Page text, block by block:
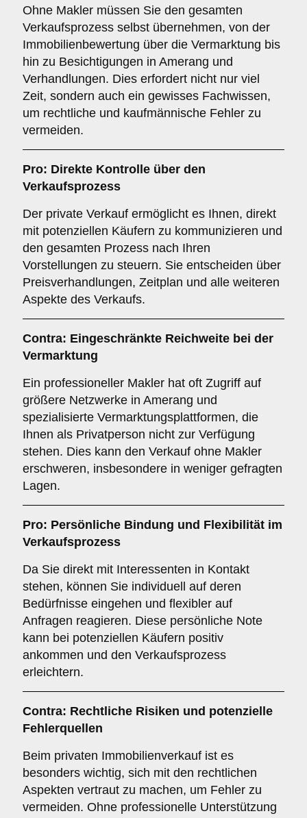
Ohne Makler müssen Sie den gesamten
Verkaufsprozess selbst übernehmen, von der
Immobilienbewertung über die Vermarktung bis
hin zu Besichtigungen in Amerang und
Verhandlungen. Dies erfordert nicht nur viel
Zeit, sondern auch ein gewisses Fachwissen,
um rechtliche und kaufmännische Fehler zu
vermeiden.
Pro: Direkte Kontrolle über den
Verkaufsprozess
Der private Verkauf ermöglicht es Ihnen, direkt
mit potenziellen Käufern zu kommunizieren und
den gesamten Prozess nach Ihren
Vorstellungen zu steuern. Sie entscheiden über
Preisverhandlungen, Zeitplan und alle weiteren
Aspekte des Verkaufs.
Contra: Eingeschränkte Reichweite bei der
Vermarktung
Ein professioneller Makler hat oft Zugriff auf
größere Netzwerke in Amerang und
spezialisierte Vermarktungsplattformen, die
Ihnen als Privatperson nicht zur Verfügung
stehen. Dies kann den Verkauf ohne Makler
erschweren, insbesondere in weniger gefragten
Lagen.
Pro: Persönliche Bindung und Flexibilität im
Verkaufsprozess
Da Sie direkt mit Interessenten in Kontakt
stehen, können Sie individuell auf deren
Bedürfnisse eingehen und flexibler auf
Anfragen reagieren. Diese persönliche Note
kann bei potenziellen Käufern positiv
ankommen und den Verkaufsprozess
erleichtern.
Contra: Rechtliche Risiken und potenzielle
Fehlerquellen
Beim privaten Immobilienverkauf ist es
besonders wichtig, sich mit den rechtlichen
Aspekten vertraut zu machen, um Fehler zu
vermeiden. Ohne professionelle Unterstützung